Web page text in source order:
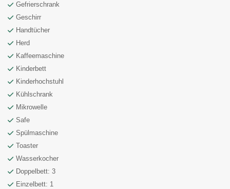
Gefrierschrank
Geschirr
Handtücher
Herd
Kaffeemaschine
Kinderbett
Kinderhochstuhl
Kühlschrank
Mikrowelle
Safe
Spülmaschine
Toaster
Wasserkocher
Doppelbett: 3
Einzelbett: 1